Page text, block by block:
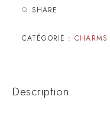
SHARE
CATÉGORIE : CHARMS
Description